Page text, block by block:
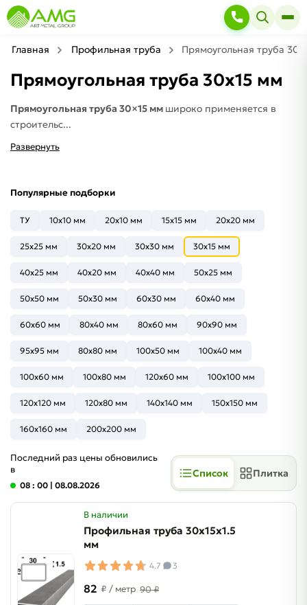
Главная Профильная труба Прямоугольная труба
Прямоугольная труба 30х15 мм
Прямоугольная труба 30×15 мм широко применяется в
строительс...
Развернуть
Популярные подборки
ТУ 10x10 мм 20х10 мм 15x15 мм 20х20 мм
25х25 мм 30х20 мм 30x30 мм 30x15 мм
40x25 мм 40x20 мм 40x40 мм 50x25 мм
50x50 мм 50x30 мм 60x30 мм 60x40 мм
60x60 мм 80x40 мм 80x60 мм 90x90 мм
95x95 мм 80x80 мм 100x50 мм 100x40 мм
100x60 мм 100x80 мм 120x60 мм 100x100 мм
120x120 мм 120x80 мм 140x140 мм 150x150 мм
160x160 мм 200x200 мм
Последний раз цены обновились
в
08 : 00 | 08.08.2026
Список Плитка
В наличии
Профильная труба 30х15х1.5
мм
4.7 3
82 ₽ / метр 90 ₽